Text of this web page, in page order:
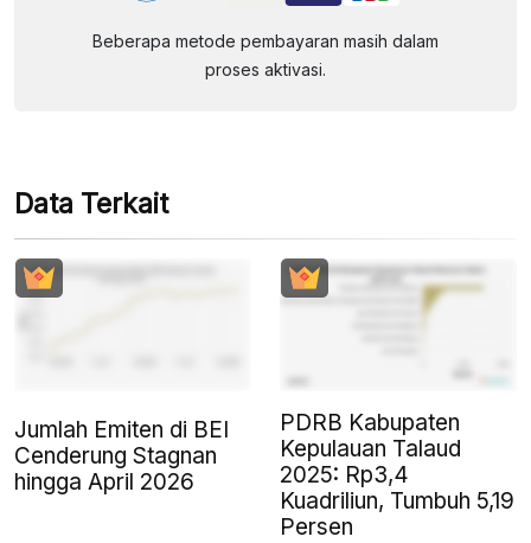
Beberapa metode pembayaran masih dalam
proses aktivasi.
Data Terkait
Jumlah Emiten di BEI
Cenderung Stagnan
hingga April 2026
PDRB Kabupaten
Kepulauan Talaud
2025: Rp3,4
Kuadriliun, Tumbuh 5,19
Persen